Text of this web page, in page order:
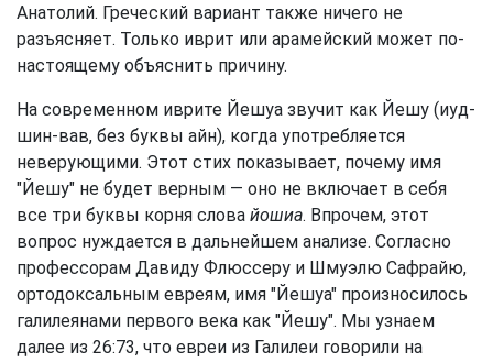
Анатолий. Греческий вариант также ничего не
разъясняет. Только иврит или арамейский может по-
настоящему объяснить причину.
На современном иврите Йешуа звучит как Йешу (иуд-
шин-вав, без буквы айн), когда употребляется
неверующими. Этот стих показывает, почему имя
"Йешу" не будет верным — оно не включает в себя
все три буквы корня слова йошиа. Впрочем, этот
вопрос нуждается в дальнейшем анализе. Согласно
профессорам Давиду Флюссеру и Шмуэлю Сафрайю,
ортодоксальным евреям, имя "Йешуа" произносилось
галилеянами первого века как "Йешу". Мы узнаем
далее из 26:73, что евреи из Галилеи говорили на